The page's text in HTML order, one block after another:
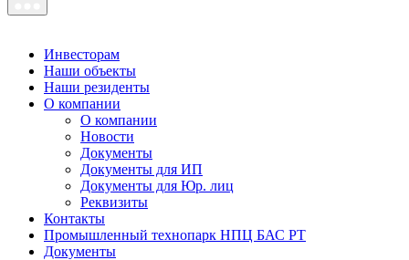
Инвесторам
Наши объекты
Наши резиденты
О компании
О компании
Новости
Документы
Документы для ИП
Документы для Юр. лиц
Реквизиты
Контакты
Промышленный технопарк НПЦ БАС РТ
Документы